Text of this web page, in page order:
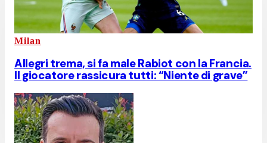
Milan
Allegri trema, si fa male Rabiot con la Francia.
Il giocatore rassicura tutti: “Niente di grave”